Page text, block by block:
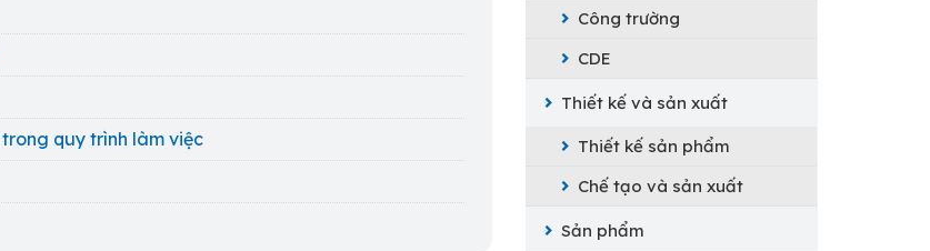
quy trình làm việc
Công trường
CDE
Thiết kế và sản xuất
Thiết kế sản phẩm
Chế tạo và sản xuất
Sản phẩm